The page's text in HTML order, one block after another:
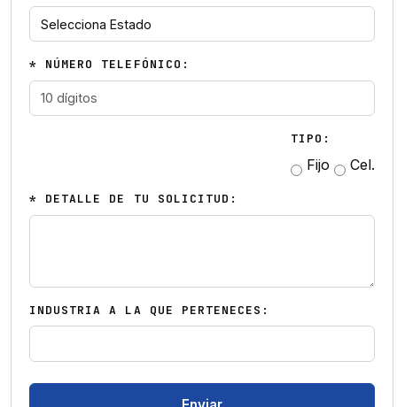
* NÚMERO TELEFÓNICO:
TIPO:
Fijo Cel.
* DETALLE DE TU SOLICITUD:
INDUSTRIA A LA QUE PERTENECES: